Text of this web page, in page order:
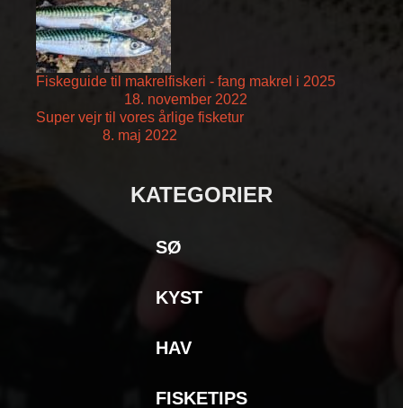
Fiskeguide til makrelfiskeri - fang makrel i 2025
18. november 2022
Super vejr til vores årlige fisketur
8. maj 2022
KATEGORIER
SØ
KYST
HAV
FISKETIPS